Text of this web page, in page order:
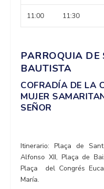
11:00 11:30
PARROQUIA DE
BAUTISTA
COFRADÍA DE LA
MUJER
SEÑOR
Itinerario: Plaça de
Alfonso XII, Plaça de
Plaça del Congrés
María.